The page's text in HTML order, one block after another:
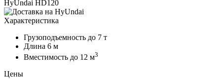
HyUndai HD120
Характеристика
Грузоподъемность до 7 т
Длина 6 м
Вместимость до 12 м3
Цены